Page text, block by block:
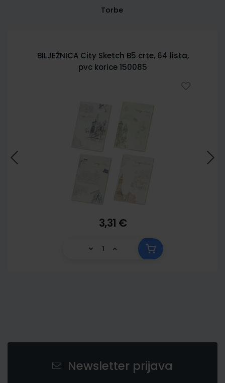
Torbe
BILJEŽNICA City Sketch B5 crte, 64 lista,
pvc korice 150085
3,31 €
Newsletter prijava